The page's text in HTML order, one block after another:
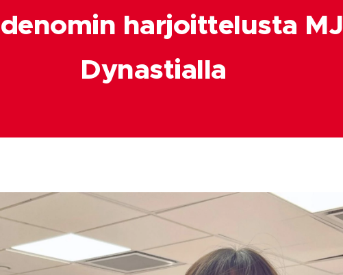
harjoittelusta MJ
Dynastialla